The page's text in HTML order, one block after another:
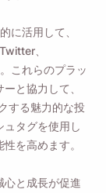
に活用して、
、
これらのプラッ
と協力して、
する魅力的な投
タグを使用し
を高めます。
心と成長が促進